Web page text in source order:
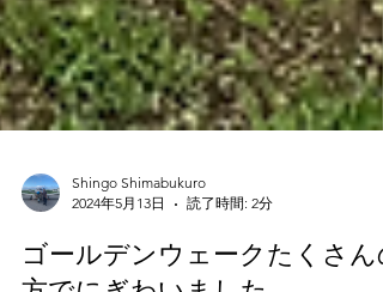
2024年5月13日
読了時間: 2分